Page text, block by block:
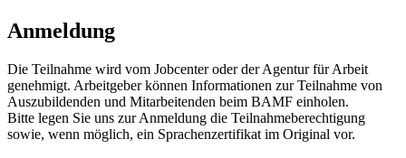
Anmeldung
Die Teilnahme wird vom Jobcenter oder der Agentur für Arbeit
genehmigt. Arbeitgeber können Informationen zur Teilnahme von
Auszubildenden und Mitarbeitenden beim BAMF einholen.
Bitte legen Sie uns zur Anmeldung die Teilnahmeberechtigung
sowie, wenn möglich, ein Sprachenzertifikat im Original vor.